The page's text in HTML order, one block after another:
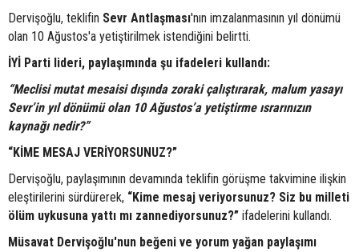
Dervişoğlu, teklifin Sevr Antlaşması'nın imzalanmasının yıl dönümü
olan 10 Ağustos'a yetiştirilmek istendiğini belirtti.
İYİ Parti lideri, paylaşımında şu ifadeleri kullandı:
“Meclisi mutat mesaisi dışında zoraki çalıştırarak, malum yasayı
Sevr’in yıl dönümü olan 10 Ağustos’a yetiştirme ısrarınızın
kaynağı nedir?”
“KİME MESAJ VERİYORSUNUZ?”
Dervişoğlu, paylaşımının devamında teklifin görüşme takvimine ilişkin
eleştirilerini sürdürerek, “Kime mesaj veriyorsunuz? Siz bu milleti
ölüm uykusuna yattı mı zannediyorsunuz?” ifadelerini kullandı.
Müsavat Dervişoğlu'nun beğeni ve yorum yağan paylaşımı